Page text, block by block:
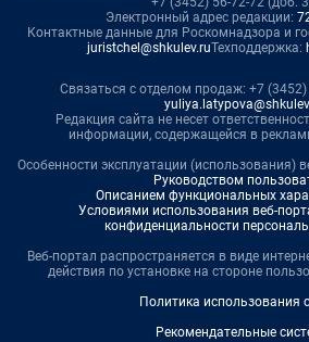
Электронный адрес редакции:
Контактные данные для Роскомнадзора и
juristchel@shkulev.ruТехподдержка:
Связаться с отделом продаж: +7
Редакция сайта не несет
информации, содержащейся в
Особенности эксплуатации (использования)
Руководством
Описанием функциональных
Условиями использования веб-
конфиденциальности
Веб-портал распространяется в виде
действия по установке на стороне
Политика использования
Рекомендательные